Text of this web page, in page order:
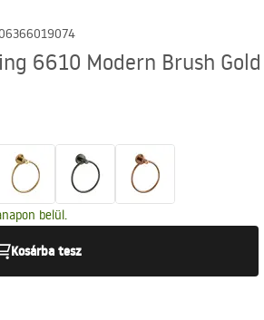
6610 Modern Brush Gold
belül.
Kosárba tesz